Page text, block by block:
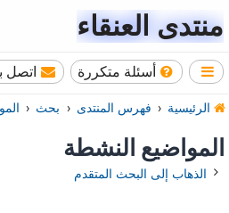
منتدى العنقاء
أسئلة متكررة اتصل
الرئيسية فهرس المنتدى بحث
المواضيع النشطة
الذهاب إلى البحث المتقدم